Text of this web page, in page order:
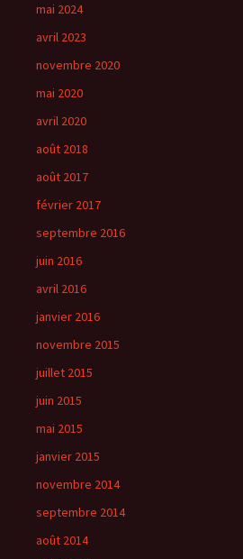
mai 2024
avril 2023
novembre 2020
mai 2020
avril 2020
août 2018
août 2017
février 2017
septembre 2016
juin 2016
avril 2016
janvier 2016
novembre 2015
juillet 2015
juin 2015
mai 2015
janvier 2015
novembre 2014
septembre 2014
août 2014